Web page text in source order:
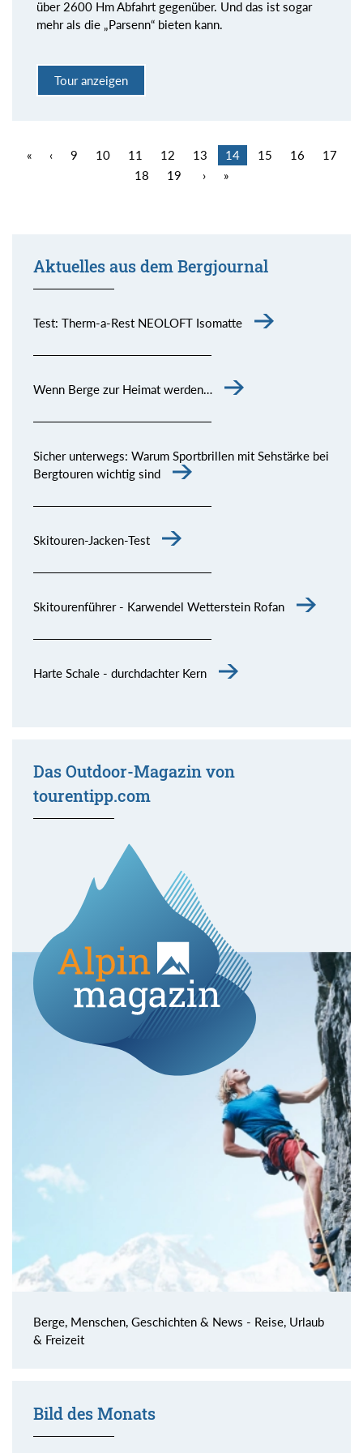
über 2600 Hm Abfahrt gegenüber. Und das ist sogar
mehr als die „Parsenn“ bieten kann.
Tour anzeigen
« ‹ 9 10 11 12 13 14 15 16
17
18
19 › »
Aktuelles aus dem Bergjournal
Test: Therm-a-Rest NEOLOFT Isomatte
Wenn Berge zur Heimat werden…
Sicher unterwegs: Warum Sportbrillen mit Sehstärke bei
Bergtouren wichtig sind
Skitouren-Jacken-Test
Skitourenführer - Karwendel Wetterstein Rofan
Harte Schale - durchdachter Kern
Das Outdoor-Magazin von
tourentipp.com
Berge, Menschen, Geschichten & News - Reise, Urlaub
& Freizeit
Bild des Monats